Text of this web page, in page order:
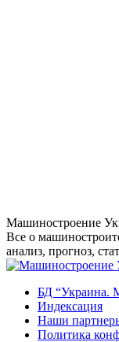
Перейти
к
содержанию
Машиностроение
Все о
анализ, прогноз,
БД
Индекcация
Наши
Политика